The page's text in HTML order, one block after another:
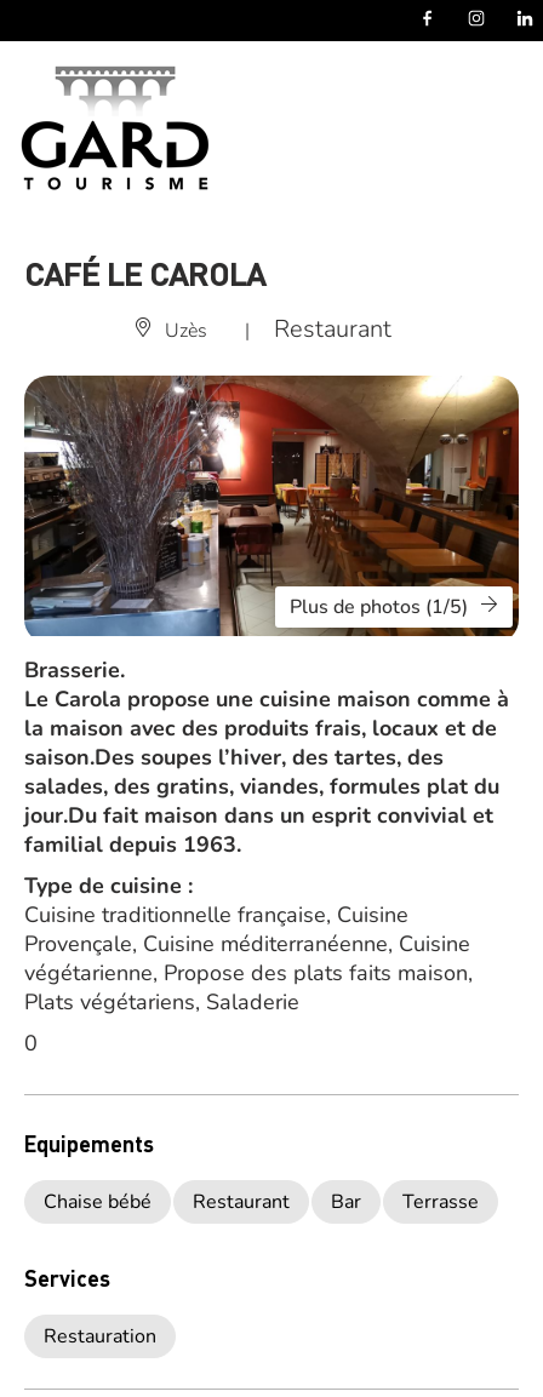
CAFÉ LE CAROLA
Uzès | Restaurant
Plus de photos (1/5)
Brasserie.
Le Carola propose une cuisine maison comme à
la maison avec des produits frais, locaux et de
saison.Des soupes l’hiver, des tartes, des
salades, des gratins, viandes, formules plat du
jour.Du fait maison dans un esprit convivial et
familial depuis 1963.
Type de cuisine :
Cuisine traditionnelle française, Cuisine
Provençale, Cuisine méditerranéenne, Cuisine
végétarienne, Propose des plats faits maison,
Plats végétariens, Saladerie
0
Equipements
Chaise bébé Restaurant Bar Terrasse
Services
Restauration